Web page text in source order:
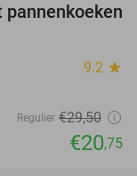
30%
pannenkoeken
9.2 star
Regulier €29,50
€20,75